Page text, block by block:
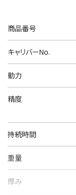
商品番号
キャリバーNo.
動力
精度
持続時間
重量
厚み